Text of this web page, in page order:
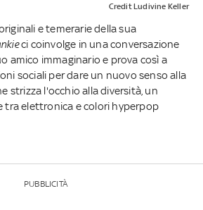
Credit Ludivine Keller
e temerarie della sua
ci coinvolge in una conversazione
amico immaginario e prova così a
sociali per dare un nuovo senso alla
strizza l'occhio alla diversità, un
tra elettronica e colori hyperpop
PUBBLICITÀ